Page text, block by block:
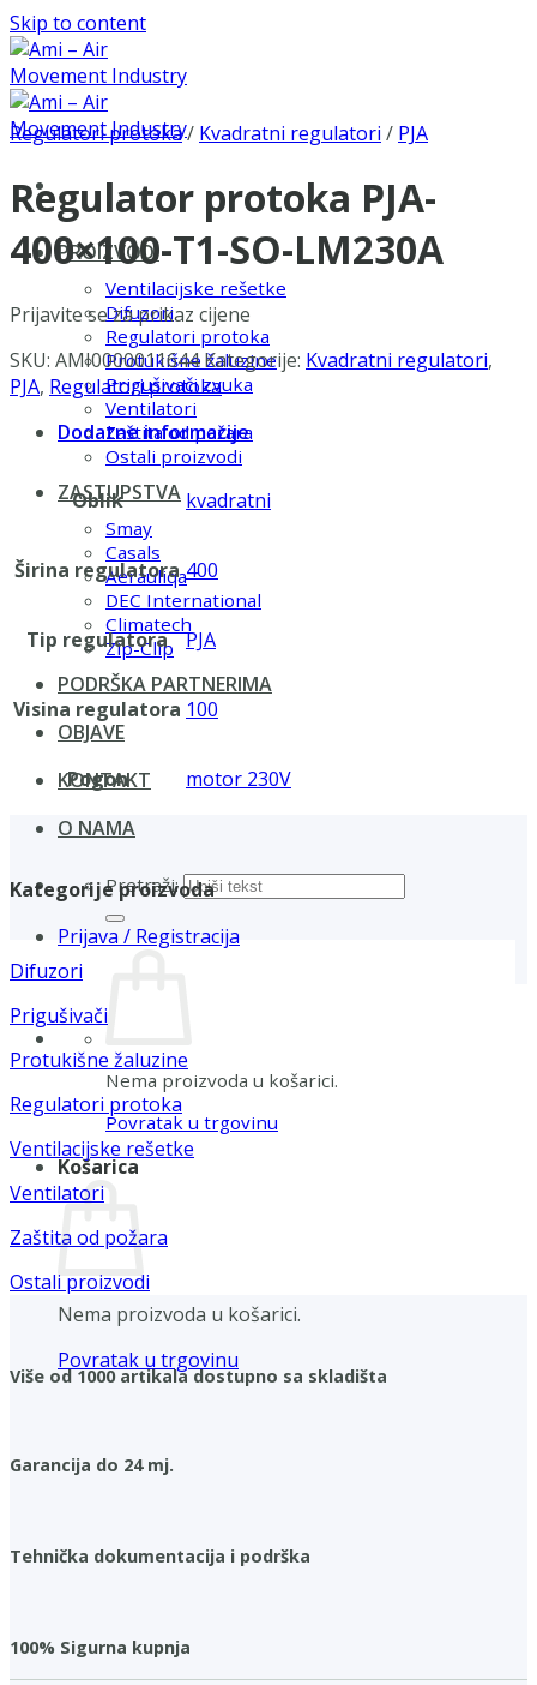
Skip to content
PROIZVODI
Ventilacijske rešetke
Difuzori
Regulatori protoka
Protukišne žaluzine
Prigušivači zvuka
Ventilatori
Zaštita od požara
Ostali proizvodi
ZASTUPSTVA
Smay
Casals
Aerauliqa
DEC International
Climatech
Zip-Clip
PODRŠKA PARTNERIMA
OBJAVE
KONTAKT
O NAMA
Pretraži:
Prijava / Registracija
Nema proizvoda u košarici.
Povratak u trgovinu
Košarica
Nema proizvoda u košarici.
Povratak u trgovinu
Regulatori protoka/ Kvadratni regulatori / PJA
Regulator protoka PJA-
400×100-T1-SO-LM230A
Prijavite se za prikaz cijene
SKU: AMI0000011644 Kategorije: Kvadratni regulatori,
PJA, Regulatori protoka
Dodatne informacije
Oblik kvadratni
Širina regulatora 400
Tip regulatora PJA
Visina regulatora 100
Pogon motor 230V
Kategorije proizvoda
Difuzori
Prigušivači
Protukišne žaluzine
Regulatori protoka
Ventilacijske rešetke
Ventilatori
Zaštita od požara
Ostali proizvodi
Više od 1000 artikala dostupno sa skladišta
Garancija do 24 mj.
Tehnička dokumentacija i podrška
100% Sigurna kupnja